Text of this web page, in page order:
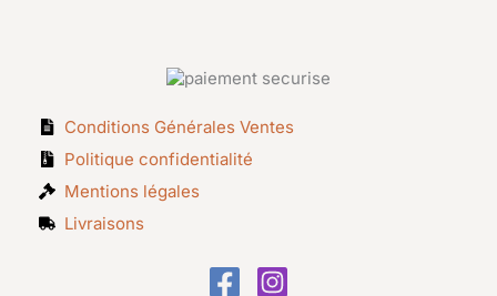
Conditions Générales Ventes
Politique confidentialité
Mentions légales
Livraisons